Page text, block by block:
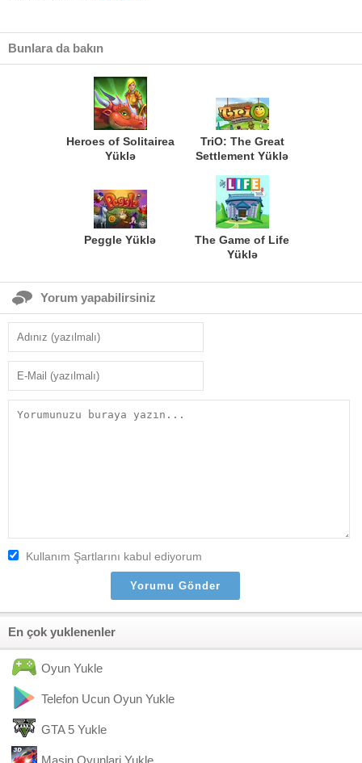
Bunlara da bakın
Heroes of Solitairea
Yüklə
TriO: The Great
Settlement Yüklə
Peggle Yüklə
The Game of Life
Yüklə
Yorum yapabilirsiniz
Kullanım Şartlarını kabul ediyorum
En çok yuklenenler
Oyun Yukle
Telefon Ucun Oyun Yukle
GTA 5 Yukle
Masin Oyunlari Yukle